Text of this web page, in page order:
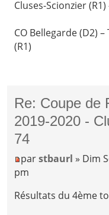
Cluses-Scionzier (R1)
CO Bellegarde (D2)
(R1)
Re: Coupe de
2019-2020 -
74
parstbaurl » Dim
pm
Résultats du 4ème